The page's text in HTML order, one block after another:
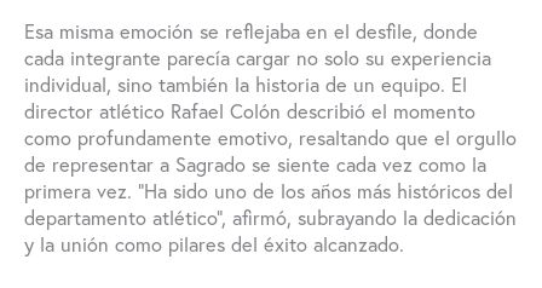
Esa misma emoción se reflejaba en el desfile, donde
cada integrante parecía cargar no solo su experiencia
individual, sino también la historia de un equipo. El
director atlético Rafael Colón describió el momento
como profundamente emotivo, resaltando que el orgullo
de representar a Sagrado se siente cada vez como la
primera vez. “Ha sido uno de los años más históricos del
departamento atlético”, afirmó, subrayando la dedicación
y la unión como pilares del éxito alcanzado.